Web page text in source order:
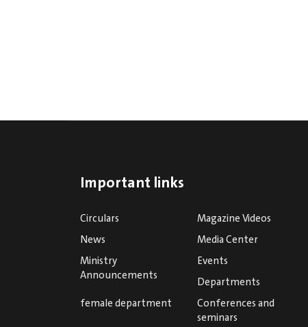
Important links
Circulars
Magazine Videos
News
Media Center
Ministry
Announcements
Events
Departments
female department
Conferences and
seminars